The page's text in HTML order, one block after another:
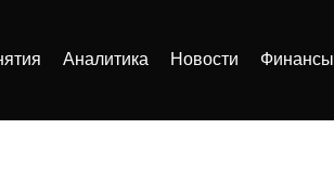
Аналитика Новости Финансы